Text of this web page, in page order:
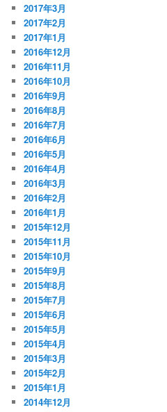
2017年3月
2017年2月
2017年1月
2016年12月
2016年11月
2016年10月
2016年9月
2016年8月
2016年7月
2016年6月
2016年5月
2016年4月
2016年3月
2016年2月
2016年1月
2015年12月
2015年11月
2015年10月
2015年9月
2015年8月
2015年7月
2015年6月
2015年5月
2015年4月
2015年3月
2015年2月
2015年1月
2014年12月